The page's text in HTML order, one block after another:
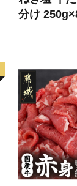
分け
薄切り 訳